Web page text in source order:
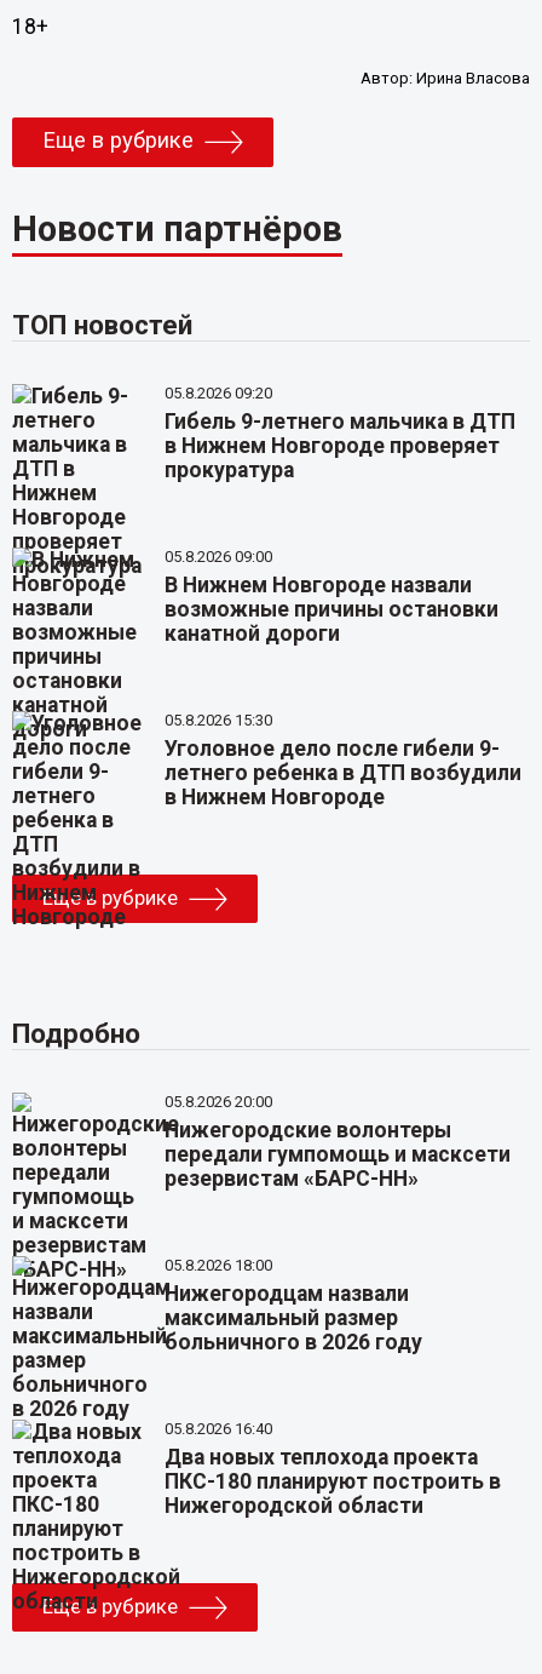
18+
Автор:Ирина Власова
Еще в рубрике
Новости партнёров
ТОП новостей
05.8.2026 09:20
Гибель 9-летнего мальчика в ДТП
в Нижнем Новгороде проверяет
прокуратура
05.8.2026 09:00
В Нижнем Новгороде назвали
возможные причины остановки
канатной дороги
05.8.2026 15:30
Уголовное дело после гибели 9-
летнего ребенка в ДТП возбудили
в Нижнем Новгороде
Еще в рубрике
Подробно
05.8.2026 20:00
Нижегородские волонтеры
передали гумпомощь и масксети
резервистам «БАРС-НН»
05.8.2026 18:00
Нижегородцам назвали
максимальный размер
больничного в 2026 году
05.8.2026 16:40
Два новых теплохода проекта
ПКС-180 планируют построить в
Нижегородской области
Еще в рубрике